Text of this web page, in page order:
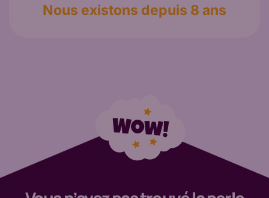
Nous existons depuis 8 ans